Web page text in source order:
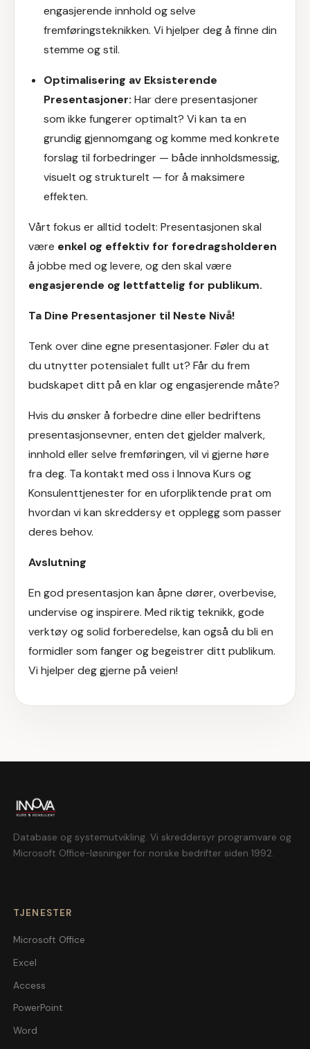
engasjerende innhold og selve
fremføringsteknikken. Vi hjelper deg å finne din
stemme og stil.
Optimalisering av Eksisterende
Presentasjoner: Har dere presentasjoner
som ikke fungerer optimalt? Vi kan ta en
grundig gjennomgang og komme med konkrete
forslag til forbedringer — både innholdsmessig,
visuelt og strukturelt — for å maksimere
effekten.
Vårt fokus er alltid todelt: Presentasjonen skal
være enkel og effektiv for foredragsholderen
å jobbe med og levere, og den skal være
engasjerende og lettfattelig for publikum.
Ta Dine Presentasjoner til Neste Nivå!
Tenk over dine egne presentasjoner. Føler du at
du utnytter potensialet fullt ut? Får du frem
budskapet ditt på en klar og engasjerende måte?
Hvis du ønsker å forbedre dine eller bedriftens
presentasjonsevner, enten det gjelder malverk,
innhold eller selve fremføringen, vil vi gjerne høre
fra deg. Ta kontakt med oss i Innova Kurs og
Konsulenttjenesterfor en uforpliktende prat om
hvordan vi kan skreddersy et opplegg som passer
deres behov.
Avslutning
En god presentasjon kan åpne dører, overbevise,
undervise og inspirere. Med riktig teknikk, gode
verktøy og solid forberedelse, kan også du bli en
formidler som fanger og begeistrer ditt publikum.
Vi hjelper deg gjerne på veien!
Database og systemutvikling. Vi skreddersyr programvare og
Microsoft Office-løsninger for norske bedrifter siden 1992.
TJENESTER
Microsoft Office
Excel
Access
PowerPoint
Word